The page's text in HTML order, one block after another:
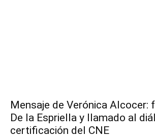
Mensaje de Verónica Alcocer:
De la Espriella y llamado al
certificación del CNE